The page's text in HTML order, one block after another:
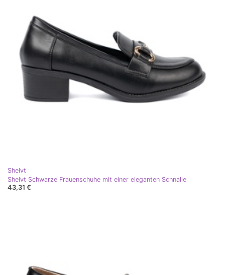
Shelvt
Shelvt Schwarze Frauenschuhe mit einer eleganten Schnalle
43,31 €